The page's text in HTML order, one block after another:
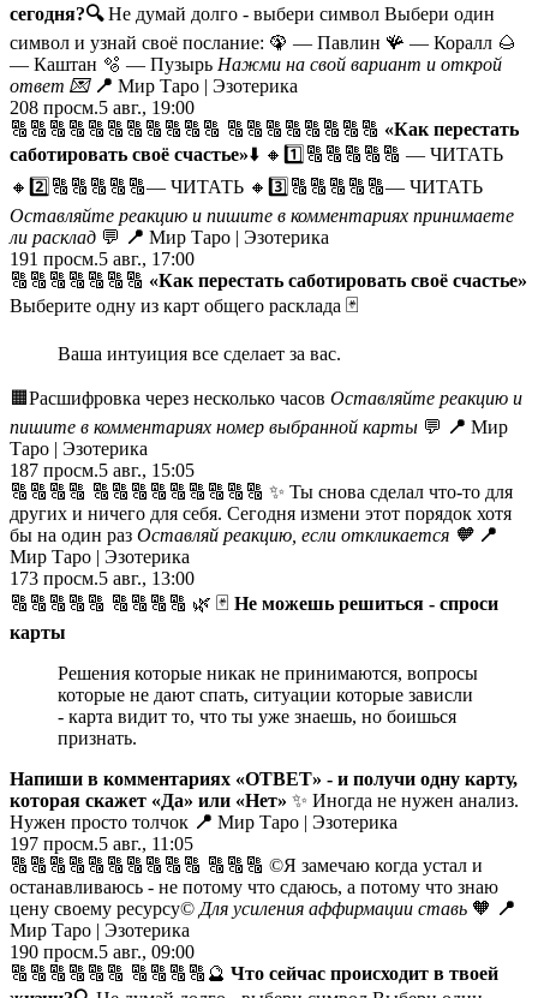
сегодня?🔍Не думай долго - выбери символ Выбери один
символ и узнай своё послание: 🦚 — Павлин 🪸 — Коралл 🌰
— Каштан 🫧 — Пузырь Нажми на свой вариант и открой
ответ 💌 📍 Мир Таро | Эзотерика
208 просм.5 авг., 19:00
🔠🔠🔠🔠🔠🔠🔠🔠🔠🔠🔠 🔠🔠🔠🔠🔠🔠🔠🔠 «Как перестать
саботировать своё счастье»⬇️ 🔸1️⃣🔠🔠🔠🔠🔠 — ЧИТАТЬ
🔸2️⃣🔠🔠🔠🔠🔠— ЧИТАТЬ 🔸3️⃣🔠🔠🔠🔠🔠— ЧИТАТЬ
Оставляйте реакцию и пишите в комментариях принимаете
ли расклад 💬 📍 Мир Таро | Эзотерика
191 просм.5 авг., 17:00
🔠🔠🔠🔠🔠🔠🔠 «Как перестать саботировать своё счастье»
Выберите одну из карт общего расклада 🃏
Ваша интуиция все сделает за вас.
🟧Расшифровка через несколько часов Оставляйте реакцию и
пишите в комментариях номер выбранной карты 💬 📍 Мир
Таро | Эзотерика
187 просм.5 авг., 15:05
🔠🔠🔠🔠 🔠🔠🔠🔠🔠🔠🔠🔠🔠 ✨ Ты снова сделал что-то для
других и ничего для себя. Сегодня измени этот порядок хотя
бы на один раз Оставляй реакцию, если откликается 🧡 📍
Мир Таро | Эзотерика
173 просм.5 авг., 13:00
🔠🔠🔠🔠🔠 🔠🔠🔠🔠 🌿 🃏 Не можешь решиться - спроси
карты
Решения которые никак не принимаются, вопросы
которые не дают спать, ситуации которые зависли
- карта видит то, что ты уже знаешь, но боишься
признать.
Напиши в комментариях «ОТВЕТ» - и получи одну карту,
которая скажет «Да» или «Нет» ✨ Иногда не нужен анализ.
Нужен просто толчок 📍 Мир Таро | Эзотерика
197 просм.5 авг., 11:05
🔠🔠🔠🔠🔠🔠🔠🔠🔠🔠 🔠🔠🔠 ©️Я замечаю когда устал и
останавливаюсь - не потому что сдаюсь, а потому что знаю
цену своему ресурсу©️ Для усиления аффирмации ставь 🧡 📍
Мир Таро | Эзотерика
190 просм.5 авг., 09:00
🔠🔠🔠🔠🔠🔠 🔠🔠🔠🔠🔮 Что сейчас происходит в твоей